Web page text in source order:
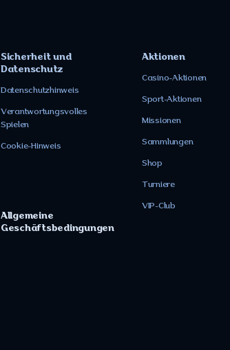
Sicherheit und
Datenschutz
Datenschutzhinweis
Verantwortungsvolles
Spielen
Cookie-Hinweis
Allgemeine
Geschäftsbedingungen
Aktionen
Casino-Aktionen
Sport-Aktionen
Missionen
Sammlungen
Shop
Turniere
VIP-Club